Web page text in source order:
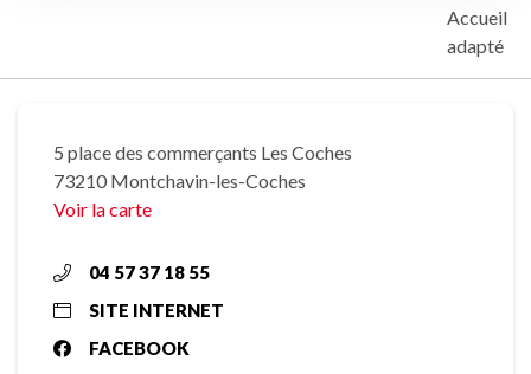
Accueil
adapté
5 place des commerçants Les Coches
73210 Montchavin-les-Coches
Voir la carte
04 57 37 18 55
SITE INTERNET
FACEBOOK